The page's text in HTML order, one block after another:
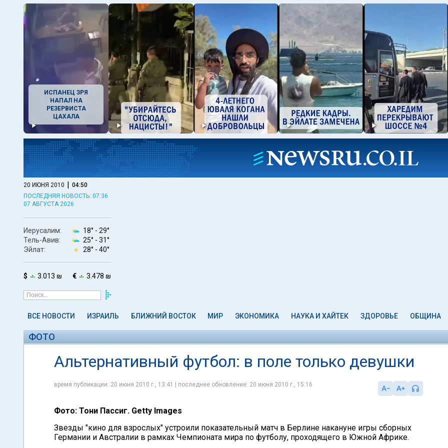
ИСПАНЕЦ ЗРЯ
НАПАЛ НА
РЕЗЕРВИСТА
ЦАХАЛА
20 ИЮНЯ 2010 | 04:50
ПОСЛЕДНЯЯ НОВОСТЬ: 07:36
07 АВГУСТА 2026
Иерусалим: 18° - 29°
Тель-Авив:
25° - 31°
Эйлат:
28° - 40°
$ 3.013 ₪ € 3.478 ₪
ВСЕ НОВОСТИ ИЗРАИЛЬ БЛИЖНИЙ ВОСТОК МИР ЭКОНОМИКА НАУКА И ХАЙТЕК ЗДОРОВЬЕ ОБЩИНА
ФОТО
Альтернативный футбол: в поле только девушки
время публикации: 20 июня 2010 г., 13:41 | последнее обновление: 20 июня 2010 г., 15:16
Фото: Тони Пассиг. Getty Images
Звезды "кино для взрослых" устроили показательный матч в Берлине накануне игры сборных
Германии и Австралии в рамках Чемпионата мира по футболу, проходящего в Южной Африке.